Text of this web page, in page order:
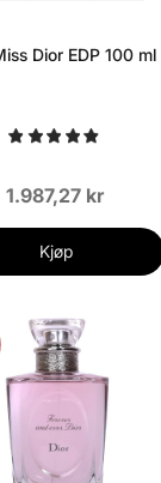
Dior EDP 100 ml
1.987,27 kr
Kjøp